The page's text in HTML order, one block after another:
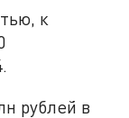
к
рублей в